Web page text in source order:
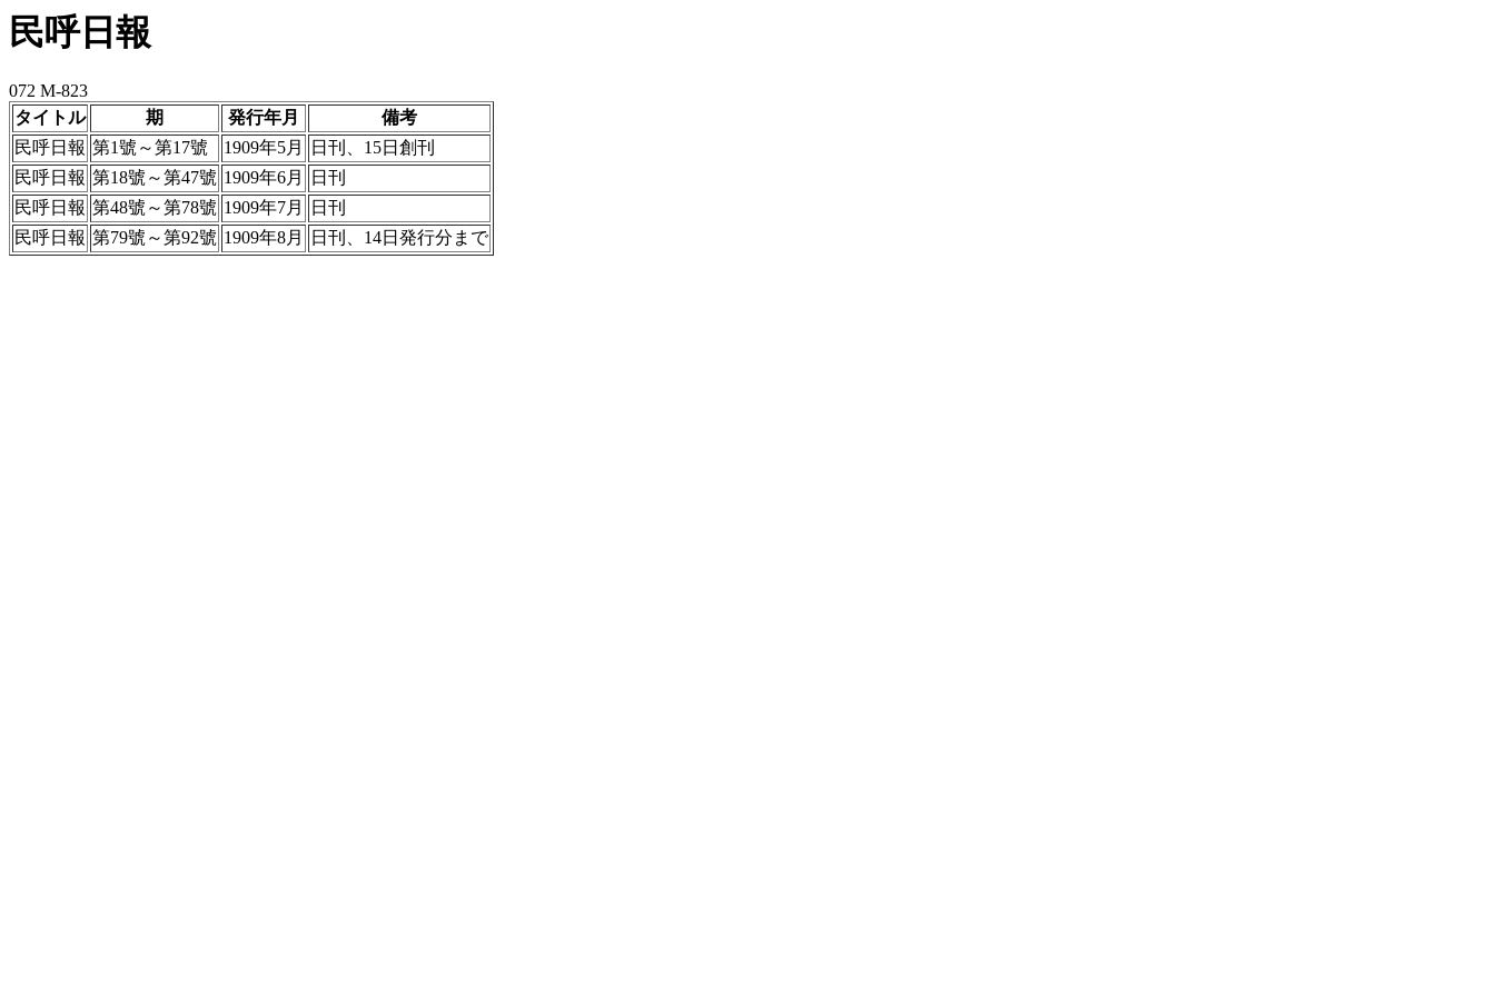
民呼日報
072 M-823
タイトル
期 発行年月
備考
民呼日報 第1號～第17號 1909年5月
日刊、15日創刊
民呼日報 第18號～第47號 1909年6月
日刊
民呼日報 第48號～第78號 1909年7月
日刊
民呼日報 第79號～第92號 1909年8月 日刊、14日発行分まで